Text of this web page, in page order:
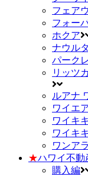
フェア
フォー
ホクア
ナウル
パーク
リッツ
ルアナ
ワイエ
ワイキ
ワイキ
ワンア
★ハワイ不動
購入編